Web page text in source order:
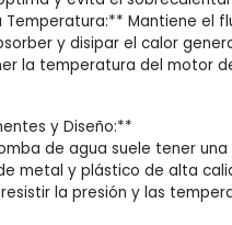
Temperatura:** Mantiene el
y disipar el calor
la temperatura del motor
y Diseño:**
de agua suele tener
metal y plástico de alta
la presión y las